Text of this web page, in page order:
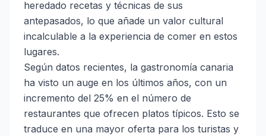
heredado recetas y técnicas de sus
antepasados, lo que añade un valor cultural
incalculable a la experiencia de comer en estos
lugares.
Según datos recientes, la gastronomía canaria
ha visto un auge en los últimos años, con un
incremento del 25% en el número de
restaurantes que ofrecen platos típicos. Esto se
traduce en una mayor oferta para los turistas y